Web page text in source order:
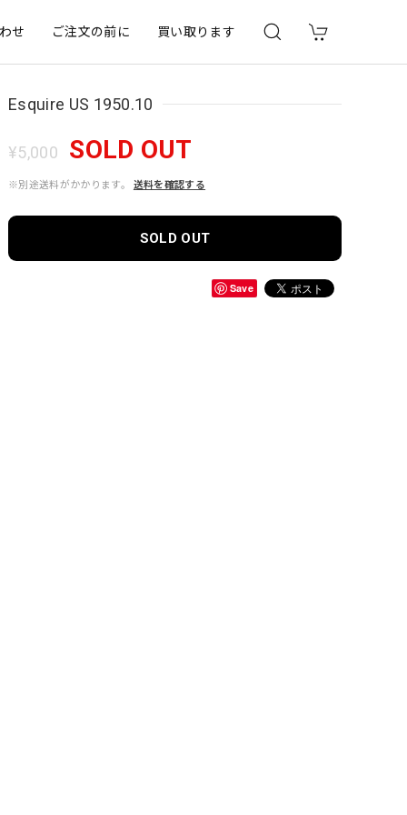
せ ご注文の前に 買い取ります
Esquire US 1950.10
¥5,000 SOLD OUT
※別途送料がかかります。 送料を確認する
SOLD OUT
Save